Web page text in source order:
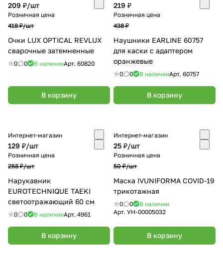
209 ₽/шт
Розничная цена
418 ₽/шт
Очки LUX OPTICAL REVLUX
сварочные затемненные
0 0 В наличииАрт. 60820
В корзину
219 ₽
Розничная цена
438 ₽
Наушники EARLINE 60757
для каски с адаптером
оранжевые
0 0 В наличииАрт. 60757
В корзину
Интернет-магазин
129 ₽/шт
Розничная цена
258 ₽/шт
Нарукавник
EUROTECHNIQUE TAEKI
светоотражающий 60 см
0 0 В наличииАрт. 4961
В корзину
Интернет-магазин
25 ₽/шт
Розничная цена
50 ₽/шт
Маска IVUNIFORMA COVID-19
трикотажная
0 0
В наличии
Арт. УН-00005032
В корзину